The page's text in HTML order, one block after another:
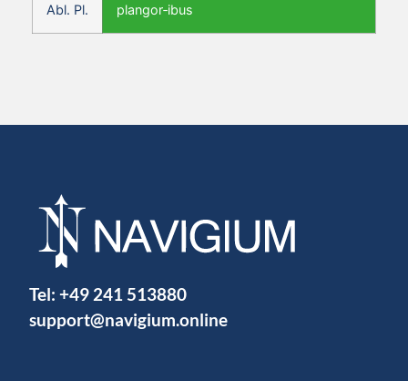
Abl. Pl. plangor‑ibus
Tel: +49 241 513880
support@navigium.online